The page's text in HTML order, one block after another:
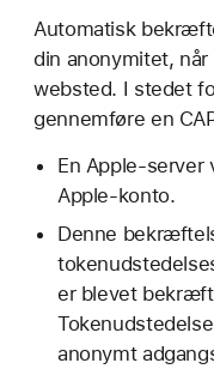
Automatisk
din anonymitet,
websted. I stedet
gennemføre en
En Apple-server
Apple-konto.
Denne
er blevet
anonymt